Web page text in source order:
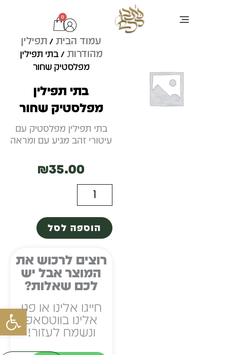
פתח
0
עגלת
קניותעמוד הבית / תפילין
מהודרות / בתי תפילין
מפלסטיק שחור
בתי תפילין
מפלסטיק שחור
בתי תפילין מפלסטיק עם
עיטורי זהב מגיע עם ומראה
₪35.00
כמות
של
בתי
תפילין
מפלסטיק
הוספה לסל
רוצים לרכוש את
המוצר אבל יש
לכם שאלות?
חייגו אלינו או פנו
אלינו בווטסאפ
ונשמח לעזור!